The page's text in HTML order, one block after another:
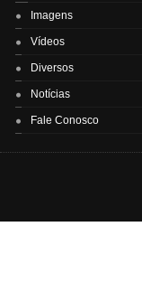
Imagens
Vídeos
Diversos
Notícias
Fale Conosco